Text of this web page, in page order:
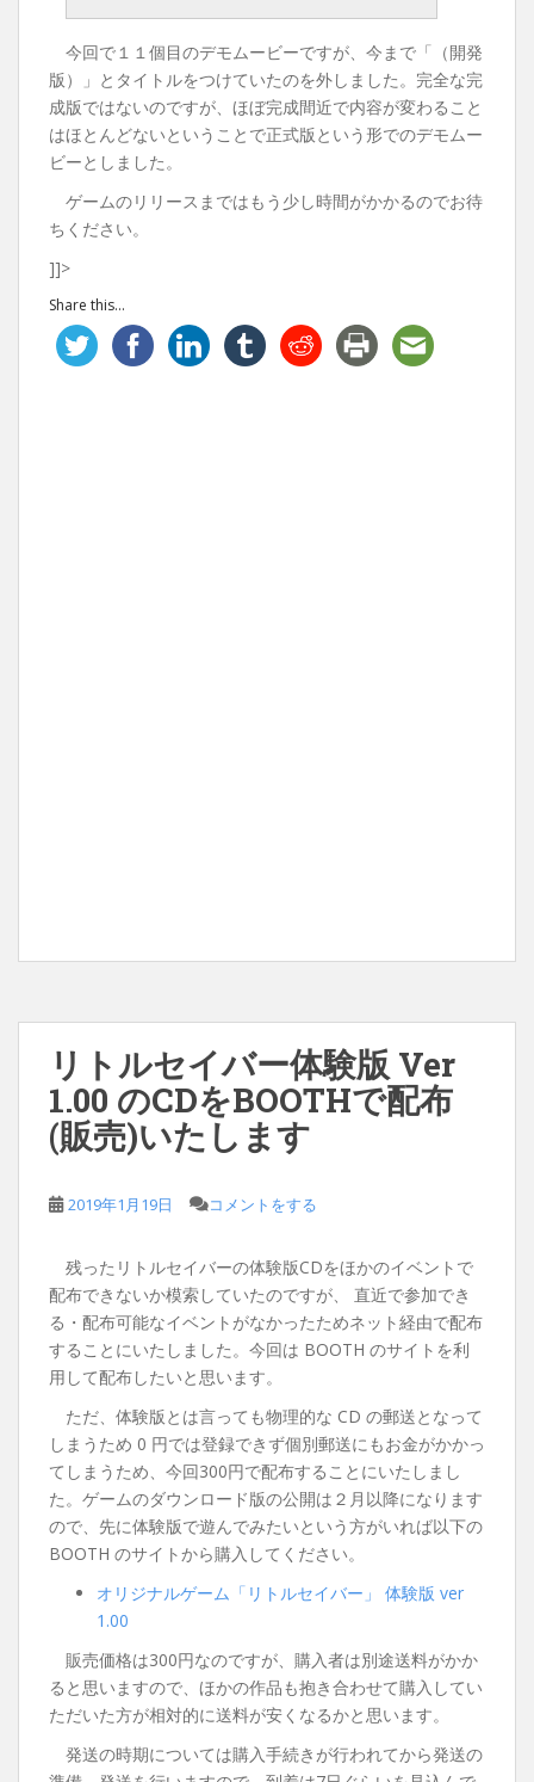
今回で１１個目のデモムービーですが、今まで「（開発
版）」とタイトルをつけていたのを外しました。完全な完
成版ではないのですが、ほぼ完成間近で内容が変わること
はほとんどないということで正式版という形でのデモムー
ビーとしました。
ゲームのリリースまではもう少し時間がかかるのでお待
ちください。
]]>
Share this...
リトルセイバー体験版 Ver
1.00 のCDをBOOTHで配布
(販売)いたします
2019年1月19日 コメントをする
残ったリトルセイバーの体験版CDをほかのイベントで
配布できないか模索していたのですが、 直近で参加でき
る・配布可能なイベントがなかったためネット経由で配布
することにいたしました。今回は BOOTH のサイトを利
用して配布したいと思います。
ただ、体験版とは言っても物理的な CD の郵送となって
しまうため 0 円では登録できず個別郵送にもお金がかかっ
てしまうため、今回300円で配布することにいたしまし
た。ゲームのダウンロード版の公開は２月以降になります
ので、先に体験版で遊んでみたいという方がいれば以下の
BOOTH のサイトから購入してください。
オリジナルゲーム「リトルセイバー」 体験版 ver
1.00
販売価格は300円なのですが、購入者は別途送料がかか
ると思いますので、ほかの作品も抱き合わせて購入してい
ただいた方が相対的に送料が安くなるかと思います。
発送の時期については購入手続きが行われてから発送の